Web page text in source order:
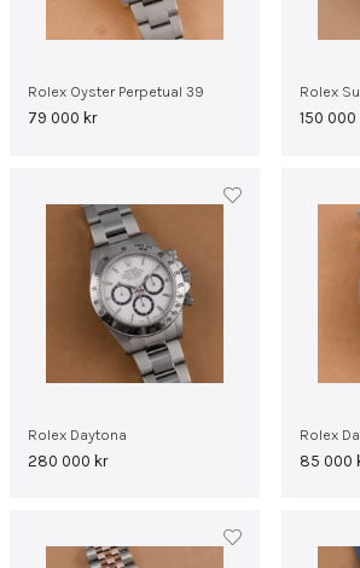
Rolex Oyster Perpetual 39
79 000 kr
Rolex
150 000
Rolex Daytona
280 000 kr
Rolex
85 000